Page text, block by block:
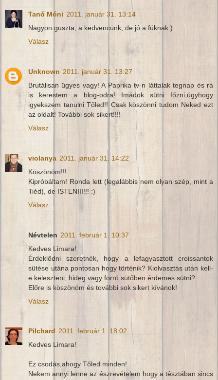
Tanó Móni 2011. január 31. 13:14
Nagyon guszta, a kedvencünk, de jó a fúknak:)
Válasz
Unknown 2011. január 31. 13:27
Brutálisan ügyes vagy! A Paprika tv-n láttalak tegnap és rá
is kerestem a blog-odra! Imádok sütni főzni,úgyhogy
igyekszem tanulni Tőled!! Csak köszönni tudom Neked ezt
az oldalt! További sok sikert!!!!
Válasz
violanya 2011. január 31. 14:22
Köszönöm!!!
Kipróbáltam! Ronda lett (legalábbis nem olyan szép, mint a
Tiéd), de ISTENIII!!! :)
Válasz
Névtelen 2011. február 1. 10:37
Kedves Limara!
Érdeklődni szeretnék, hogy a lefagyasztott croissantok
sütése utána pontosan hogy történik? Kiolvasztás után kell-
e keleszteni, hideg vagy forró sütőben érdemes sütni?
Előre is köszönöm és további sok sikert kívánok!
Válasz
Pilchard 2011. február 1. 18:02
Kedves Limara!
Ez csodás,ahogy Tőled minden!
Nekem annyi lenne az észrevételem hogy a tésztában sincs